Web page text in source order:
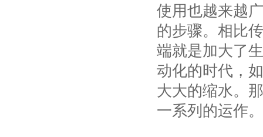
使用也越来越
的步骤。相比
端就是加大了
动化的时代，
大大的缩水。
一系列的运作